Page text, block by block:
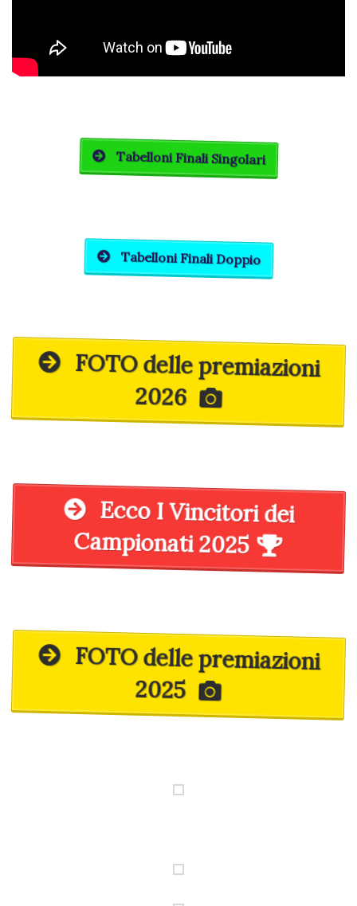
Tabelloni Finali Singolari
Tabelloni Finali Doppio
FOTO delle premiazioni
2026
Ecco I Vincitori dei
Campionati 2025
FOTO delle premiazioni
2025